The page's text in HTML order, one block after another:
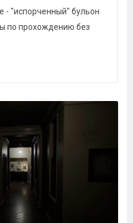
- "испорченный" бульон
по прохождению без